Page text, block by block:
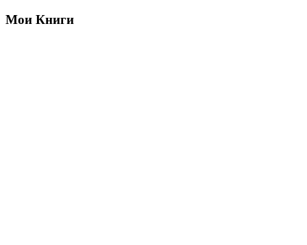
Мои Книги